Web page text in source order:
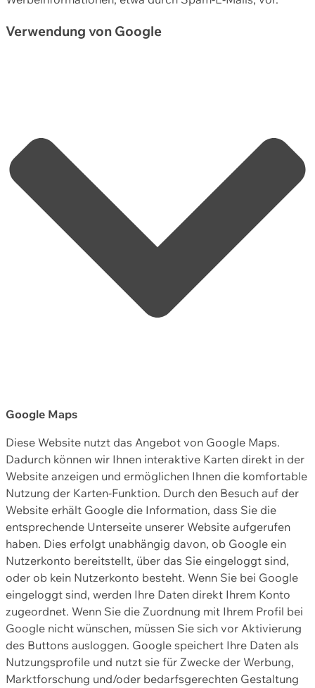
Verwendung von Google
Google Maps
Diese Website nutzt das Angebot von Google Maps.
Dadurch können wir Ihnen interaktive Karten direkt in der
Website anzeigen und ermöglichen Ihnen die komfortable
Nutzung der Karten-Funktion. Durch den Besuch auf der
Website erhält Google die Information, dass Sie die
entsprechende Unterseite unserer Website aufgerufen
haben. Dies erfolgt unabhängig davon, ob Google ein
Nutzerkonto bereitstellt, über das Sie eingeloggt sind,
oder ob kein Nutzerkonto besteht. Wenn Sie bei Google
eingeloggt sind, werden Ihre Daten direkt Ihrem Konto
zugeordnet. Wenn Sie die Zuordnung mit Ihrem Profil bei
Google nicht wünschen, müssen Sie sich vor Aktivierung
des Buttons ausloggen. Google speichert Ihre Daten als
Nutzungsprofile und nutzt sie für Zwecke der Werbung,
Marktforschung und/oder bedarfsgerechten Gestaltung